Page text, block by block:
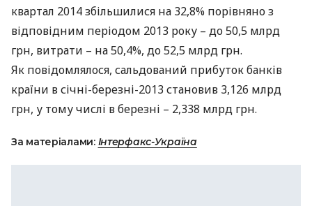
квартал 2014 збільшилися на 32,8% порівняно з
відповідним періодом 2013 року – до 50,5 млрд
грн, витрати – на 50,4%, до 52,5 млрд грн.
Як повідомлялося, сальдований прибуток банків
країни в січні-березні-2013 становив 3,126 млрд
грн, у тому числі в березні – 2,338 млрд грн.
За матеріалами: Інтерфакс-Україна